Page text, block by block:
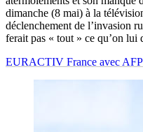
dimanche (8 mai) à la
déclenchement de l’invasion
ferait pas « tout » ce qu’on lui
EURACTIV France avec AFP